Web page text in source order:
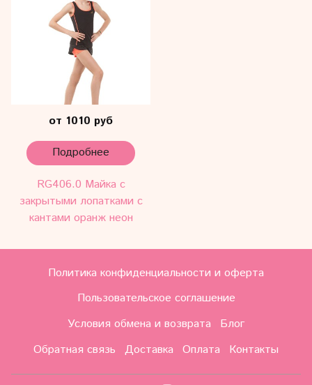
от 1010 руб
Подробнее
RG406.0 Майка c
закрытыми лопатками с
кантами оранж неон
Политика конфиденциальности и оферта
Пользовательское соглашение
Условия обмена и возврата
Блог
Обратная связь
Доставка Оплата Контакты